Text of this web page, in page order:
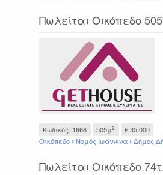
Πωλείται Οικόπεδο
Κωδικός: 1666 505μ2
€ 35.000
Οικόπεδο
Νομός Ιωάννινα Δήμος
Πωλείται Οικόπεδο